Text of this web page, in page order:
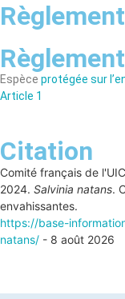
Espèce protégée sur
Article 1
Citation
Comité français de
2024. Salvinia natans.
envahissantes.
https://base-
natans/ - 8 août 2026